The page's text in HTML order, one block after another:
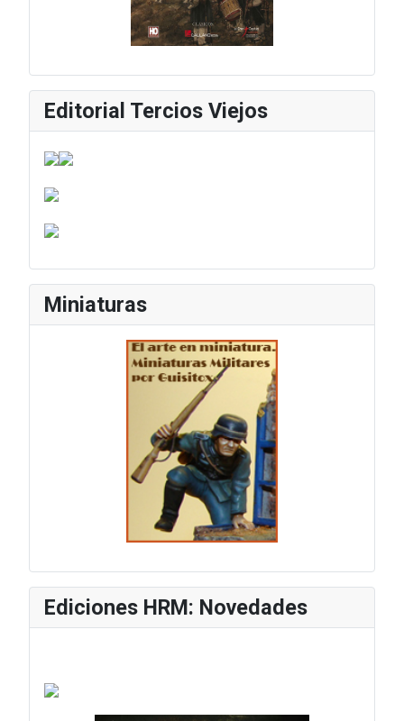
Editorial Tercios Viejos
Miniaturas
Ediciones HRM: Novedades